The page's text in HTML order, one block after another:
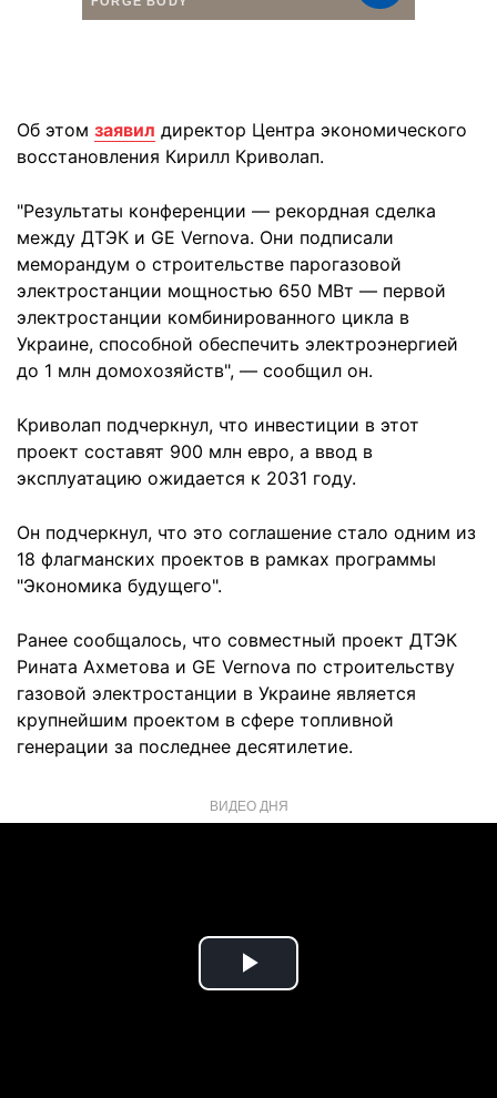
Об этом заявил директор Центра экономического
восстановления Кирилл Криволап.
"Результаты конференции — рекордная сделка
между ДТЭК и GE Vernova. Они подписали
меморандум о строительстве парогазовой
электростанции мощностью 650 МВт — первой
электростанции комбинированного цикла в
Украине, способной обеспечить электроэнергией
до 1 млн домохозяйств", — сообщил он.
Криволап подчеркнул, что инвестиции в этот
проект составят 900 млн евро, а ввод в
эксплуатацию ожидается к 2031 году.
Он подчеркнул, что это соглашение стало одним из
18 флагманских проектов в рамках программы
"Экономика будущего".
Ранее сообщалось, что совместный проект ДТЭК
Рината Ахметова и GE Vernova по строительству
газовой электростанции в Украине является
крупнейшим проектом в сфере топливной
генерации за последнее десятилетие.
ВИДЕО ДНЯ
Play